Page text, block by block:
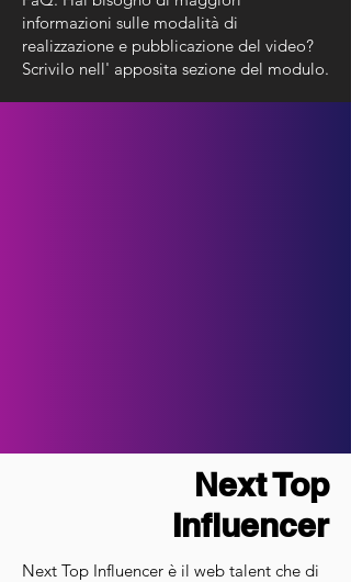
informazioni sulle modalità di
realizzazione e pubblicazione del video?
Scrivilo nell' apposita sezione del modulo.
Next Top
Influencer
Next Top Influencer è il web talent che di